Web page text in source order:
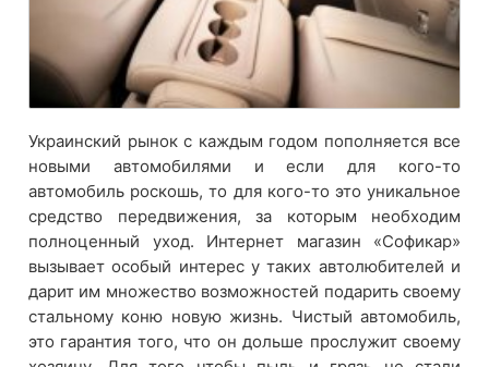
Украинский рынок с каждым годом пополняется все
новыми автомобилями и если для кого-то
автомобиль роскошь, то для кого-то это уникальное
средство передвижения, за которым необходим
полноценный уход. Интернет магазин «Софикар»
вызывает особый интерес у таких автолюбителей и
дарит им множество возможностей подарить своему
стальному коню новую жизнь. Чистый автомобиль,
это гарантия того, что он дольше прослужит своему